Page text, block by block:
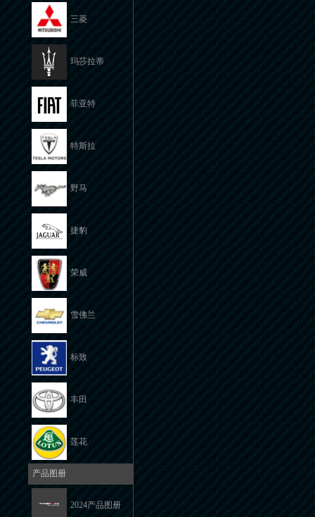
三菱
玛莎拉蒂
菲亚特
特斯拉
野马
捷豹
荣威
雪佛兰
标致
丰田
莲花
产品图册
2024产品图册